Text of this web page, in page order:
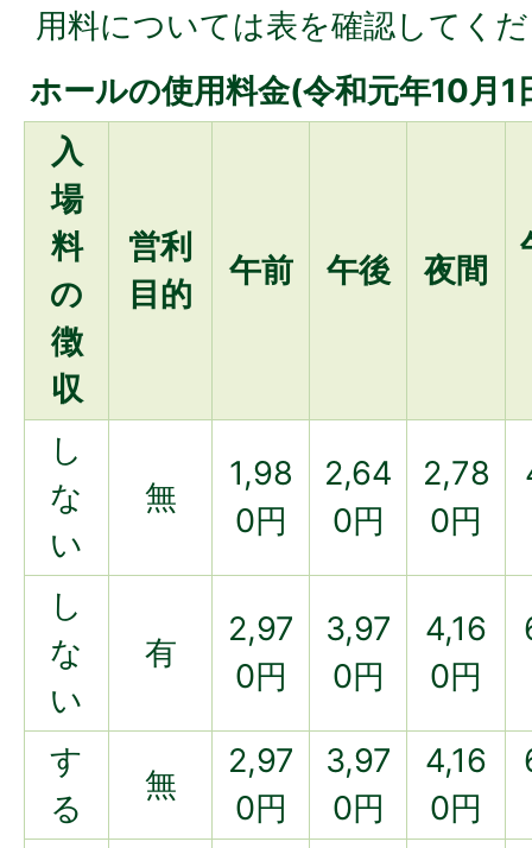
用料については表を確認してく
ホールの使用料金(令和元年10月1
入
場
料
の
徴
収
営利
目的
午前 午後 夜間
し
な
い
無
1,98
0円
2,64
0円
2,78
0円
し
な
い
有
2,97
0円
3,97
0円
4,16
0円
す
る
無
2,97
0円
3,97
0円
4,16
0円